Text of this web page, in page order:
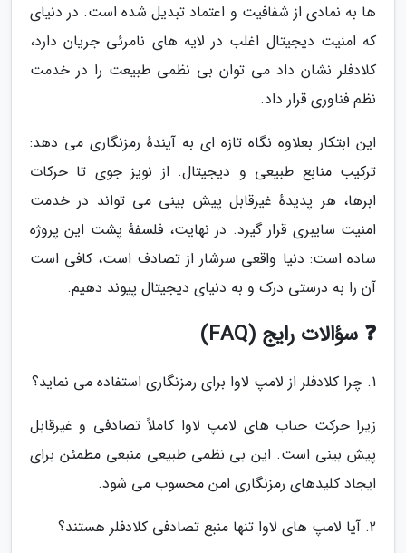
ها به نمادی از شفافیت و اعتماد تبدیل شده است. در دنیای
که امنیت دیجیتال اغلب در لایه های نامرئی جریان دارد،
کلادفلر نشان داد می توان بی نظمی طبیعت را در خدمت
نظم فناوری قرار داد.
این ابتکار بعلاوه نگاه تازه ای به آیندهٔ رمزنگاری می دهد:
ترکیب منابع طبیعی و دیجیتال. از نویز جوی تا حرکات
ابرها، هر پدیدهٔ غیرقابل پیش بینی می تواند در خدمت
امنیت سایبری قرار گیرد. در نهایت، فلسفهٔ پشت این پروژه
ساده است: دنیا واقعی سرشار از تصادف است، کافی است
آن را به درستی درک و به دنیای دیجیتال پیوند دهیم.
❓ سؤالات رایج (FAQ)
1. چرا کلادفلر از لامپ لاوا برای رمزنگاری استفاده می نماید؟
زیرا حرکت حباب های لامپ لاوا کاملاً تصادفی و غیرقابل
پیش بینی است. این بی نظمی طبیعی منبعی مطمئن برای
ایجاد کلیدهای رمزنگاری امن محسوب می شود.
2. آیا لامپ های لاوا تنها منبع تصادفی کلادفلر هستند؟